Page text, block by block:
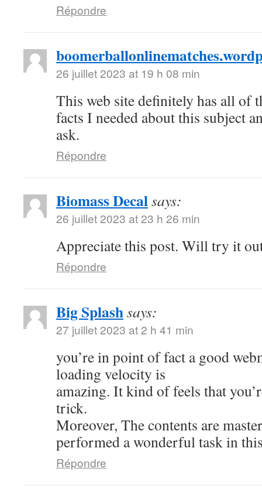
Répondre
26 juillet 2023 at 19 h 08 min
This web site definitely has all of
facts I needed about this subject
ask.
Répondre
Biomass Decalsays:
26 juillet 2023 at 23 h 26 min
Appreciate this post. Will try it
Répondre
Big Splashsays:
27 juillet 2023 at 2 h 41 min
you’re in point of fact a good
loading velocity is
amazing. It kind of feels that
trick.
Moreover, The contents are
performed a wonderful task in
Répondre